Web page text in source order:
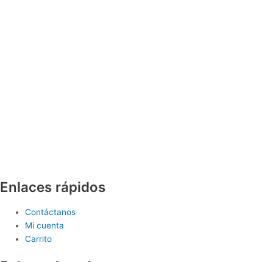
Enlaces rápidos
Contáctanos
Mi cuenta
Carrito